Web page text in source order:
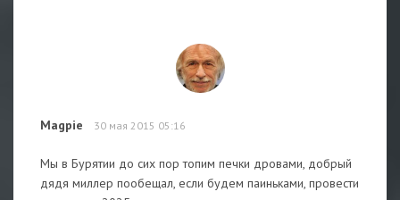
Magpie 30 мая 2015 05:16
Мы в Бурятии до сих пор топим печки дровами, добрый
дядя миллер пообещал, если будем паиньками, провести